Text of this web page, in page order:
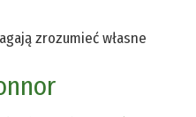
zrozumieć własne